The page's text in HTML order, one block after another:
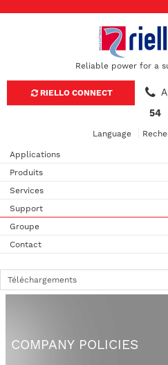
Reliable power for a
RIELLO CONNECT
54
Language
Applications
Produits
Services
Support
Groupe
Contact
COMPANY POLICIES